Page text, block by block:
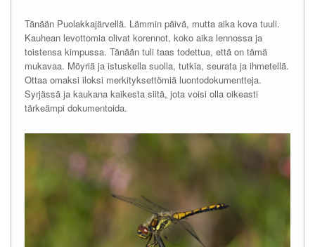
Tänään Puolakkajärvellä. Lämmin päivä, mutta aika kova tuuli.
Kauhean levottomia olivat korennot, koko aika lennossa ja
toistensa kimpussa. Tänään tuli taas todettua, että on tämä
mukavaa. Möyriä ja istuskella suolla, tutkia, seurata ja ihmetellä.
Ottaa omaksi iloksi merkityksettömiä luontodokumentteja.
Syrjässä ja kaukana kaikesta siitä, jota voisi olla oikeasti
tärkeämpi dokumentoida.